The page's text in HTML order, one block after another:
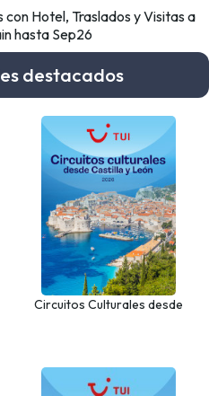
con Hotel, Traslados y Visitas a
hasta Sep26
destacados
Circuitos Culturales desde